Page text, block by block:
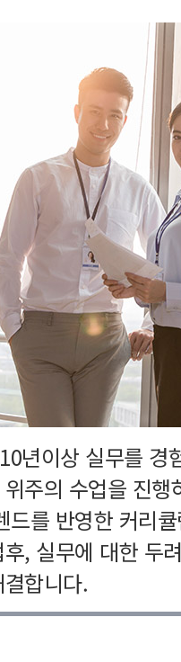
년이상 실무를 경
주의 수업을 진
드를 반영한 커리
, 실무에 대한 두
합니다.